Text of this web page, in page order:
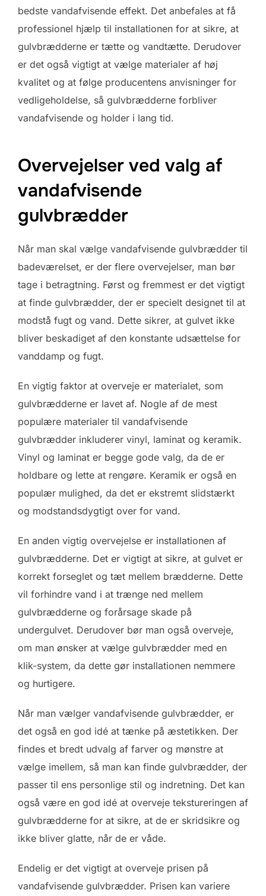
bedste vandafvisende effekt. Det anbefales at få
professionel hjælp til installationen for at sikre, at
gulvbrædderne er tætte og vandtætte. Derudover
er det også vigtigt at vælge materialer af høj
kvalitet og at følge producentens anvisninger for
vedligeholdelse, så gulvbrædderne forbliver
vandafvisende og holder i lang tid.
Overvejelser ved valg af
vandafvisende
gulvbrædder
Når man skal vælge vandafvisende gulvbrædder til
badeværelset, er der flere overvejelser, man bør
tage i betragtning. Først og fremmest er det vigtigt
at finde gulvbrædder, der er specielt designet til at
modstå fugt og vand. Dette sikrer, at gulvet ikke
bliver beskadiget af den konstante udsættelse for
vanddamp og fugt.
En vigtig faktor at overveje er materialet, som
gulvbrædderne er lavet af. Nogle af de mest
populære materialer til vandafvisende
gulvbrædder inkluderer vinyl, laminat og keramik.
Vinyl og laminat er begge gode valg, da de er
holdbare og lette at rengøre. Keramik er også en
populær mulighed, da det er ekstremt slidstærkt
og modstandsdygtigt over for vand.
En anden vigtig overvejelse er installationen af
gulvbrædderne. Det er vigtigt at sikre, at gulvet er
korrekt forseglet og tæt mellem brædderne. Dette
vil forhindre vand i at trænge ned mellem
gulvbrædderne og forårsage skade på
undergulvet. Derudover bør man også overveje,
om man ønsker at vælge gulvbrædder med en
klik-system, da dette gør installationen nemmere
og hurtigere.
Når man vælger vandafvisende gulvbrædder, er
det også en god idé at tænke på æstetikken. Der
findes et bredt udvalg af farver og mønstre at
vælge imellem, så man kan finde gulvbrædder, der
passer til ens personlige stil og indretning. Det kan
også være en god idé at overveje tekstureringen af
gulvbrædderne for at sikre, at de er skridsikre og
ikke bliver glatte, når de er våde.
Endelig er det vigtigt at overveje prisen på
vandafvisende gulvbrædder. Prisen kan variere